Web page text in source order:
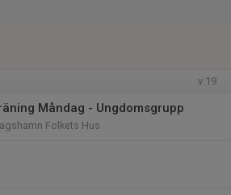
v.19
Måndag - Ungdomsgrupp
Folkets Hus